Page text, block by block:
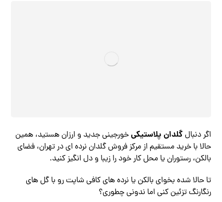
اگر دنبالگلدان پلاستیکیخورجینی جدید و ارزان هستید، همین
حالا با خرید مستقیم از مرکز فروش گلدان نرده ‌ای در تهران، فضای
بالکن، رستوران یا محل کار خود را زیبا و دل ‌انگیز کنید.
تا حالا شده بخوای بالکن یا نرده‌ های کافی‌ شاپت رو با گل ‌های
رنگارنگ تزئین کنی اما ندونی چطوری؟